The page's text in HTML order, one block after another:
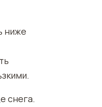
ниже
снега.